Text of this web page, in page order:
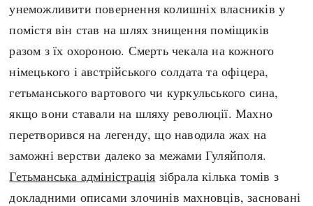
унеможливити повернення колишніх власників у
помістя він став на шлях знищення поміщиків
разом з їх охороною. Смерть чекала на кожного
німецького і австрійського солдата та офіцера,
гетьманського вартового чи куркульського сина,
якщо вони ставали на шляху революції. Махно
перетворився на легенду, що наводила жах на
заможні верстви далеко за межами Гуляйполя.
Гетьманська адміністрація зібрала кілька томів з
докладними описами злочинів махновців, засновані